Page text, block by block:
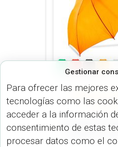
Gestionar
Para ofrecer las mejores
tecnologías como las
acceder a la información
consentimiento de estas
procesar datos como el
NORMAL 23 O
(PARAGUAS)
Paraguas de
Poliéster